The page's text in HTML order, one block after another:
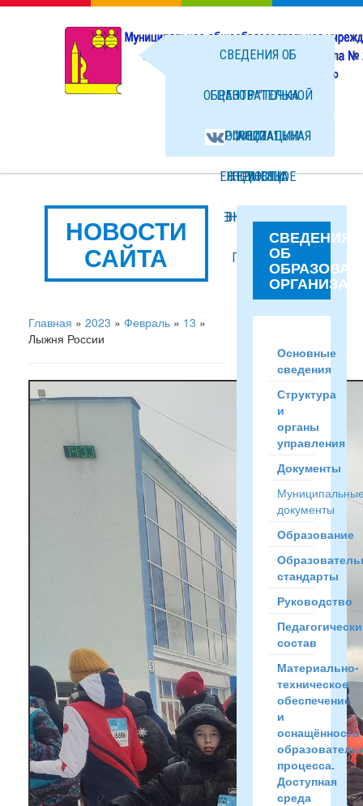
СВЕДЕНИЯ ОБ
ОБРАЗОВАТЕЛЬНОЙ
ОРГАНИЗАЦИИ
НОВОСТИ
ФАЙЛЫ
ЦЕНТР "ТОЧКА
РОСТА"
ЕЖЕДНЕВНОЕ
МЕНЮ ГОРЯЧЕГО
ПИТАНИЯ
ОФИЦИАЛЬНАЯ
СТРАНИЦА
ВКОНТАКТЕ
НОВОСТИ
САЙТА
Главная » 2023 » Февраль » 13 »
Лыжня России
СВЕДЕНИЯ
ОБ
Основные
сведения
Структура
и
органы
управления
Документы
документы
Образование
стандарты
Руководство
состав
Материально-
техническое
обеспечение
и
оснащённость
процесса.
Доступная
среда